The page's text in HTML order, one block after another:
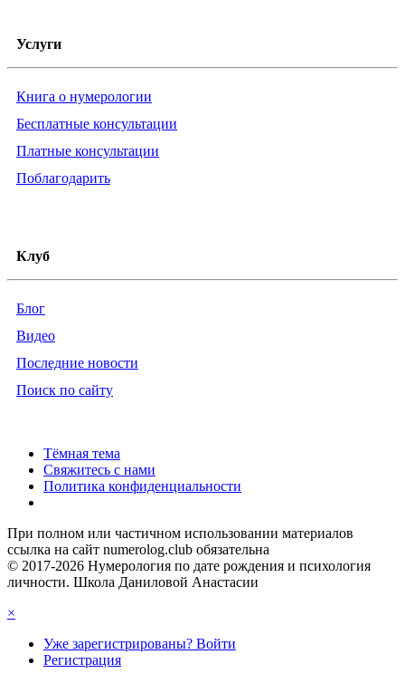
Услуги
Книга о нумерологии
Бесплатные консультации
Платные консультации
Поблагодарить
Клуб
Блог
Видео
Последние новости
Поиск по сайту
Тёмная тема
Свяжитесь с нами
Политика конфиденциальности
При полном или частичном использовании материалов
ссылка на сайт numerolog.club обязательна
© 2017-2026 Нумерология по дате рождения и психология
личности. Школа Даниловой Анастасии
×
Уже зарегистрированы? Войти
Регистрация